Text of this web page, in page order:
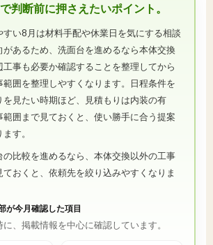
判断前に押さえたいポイント。
すい8月は材料手配や休業日を気にする相談
があるため、洗面台を進めるなら本体交換
工事も必要か確認することを整理してから
囲を整理しやすくなります。日程条件を
を見たい時期ほど、見積もりは内装の有
囲まで見ておくと、使い勝手に合う提案
す。
の比較を進めるなら、本体交換以外の工事
おくと、依頼先を絞り込みやすくなりま
が今月確認した項目
、掲載情報を中心に確認しています。